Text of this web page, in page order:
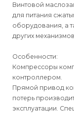
Винтовой
для питания
оборудования, а
других
Особенности:
Компрессоры
контроллером.
Прямой привод
потерь
эксплуатации.